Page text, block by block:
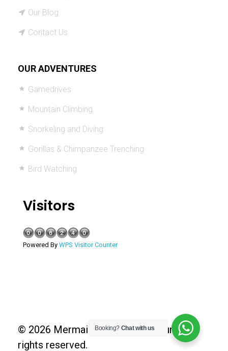
Our Blog
Contact Us
OUR ADVENTURES
Gamedrives
Mountain Climbing
Snorkeling and Diving
Gorillas & Chimpanzee Trenching
Bird Watching
Visitors
Powered By WPS Visitor Counter
© 2026 Mermaid Holiday Adventure. All
rights reserved.
Booking? Chat with us